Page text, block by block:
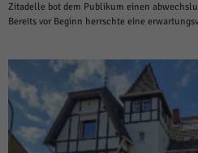
Zitadelle bot dem Publikum einen
Bereits vor Beginn herrschte eine